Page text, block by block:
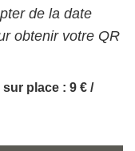
de la date
obtenir votre QR
place : 9 € /